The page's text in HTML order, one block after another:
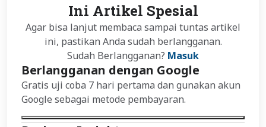
Ini Artikel Spesial
Agar bisa lanjut membaca sampai tuntas artikel
ini, pastikan Anda sudah berlangganan.
Sudah Berlangganan? Masuk
Berlangganan dengan Google
Gratis uji coba 7 hari pertama dan gunakan akun
Google sebagai metode pembayaran.